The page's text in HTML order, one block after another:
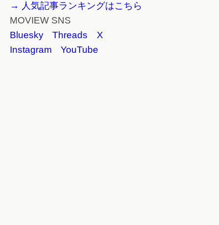
→ 人気記事ランキングはこちら
MOVIEW SNS
Bluesky
Threads
X
Instagram
YouTube